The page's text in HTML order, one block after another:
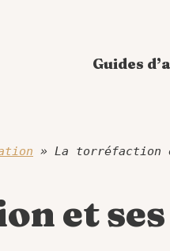
Guides
» La torréfaction
et